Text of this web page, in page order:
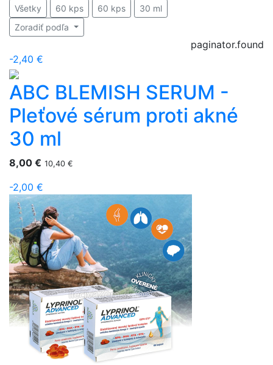
Všetky 60 kps 60 kps
30 ml
Zoradiť podľa
paginator.found
-2,40 €
ABC BLEMISH SERUM -
Pleťové sérum proti akné
30 ml
8,00 € 10,40 €
-2,00 €